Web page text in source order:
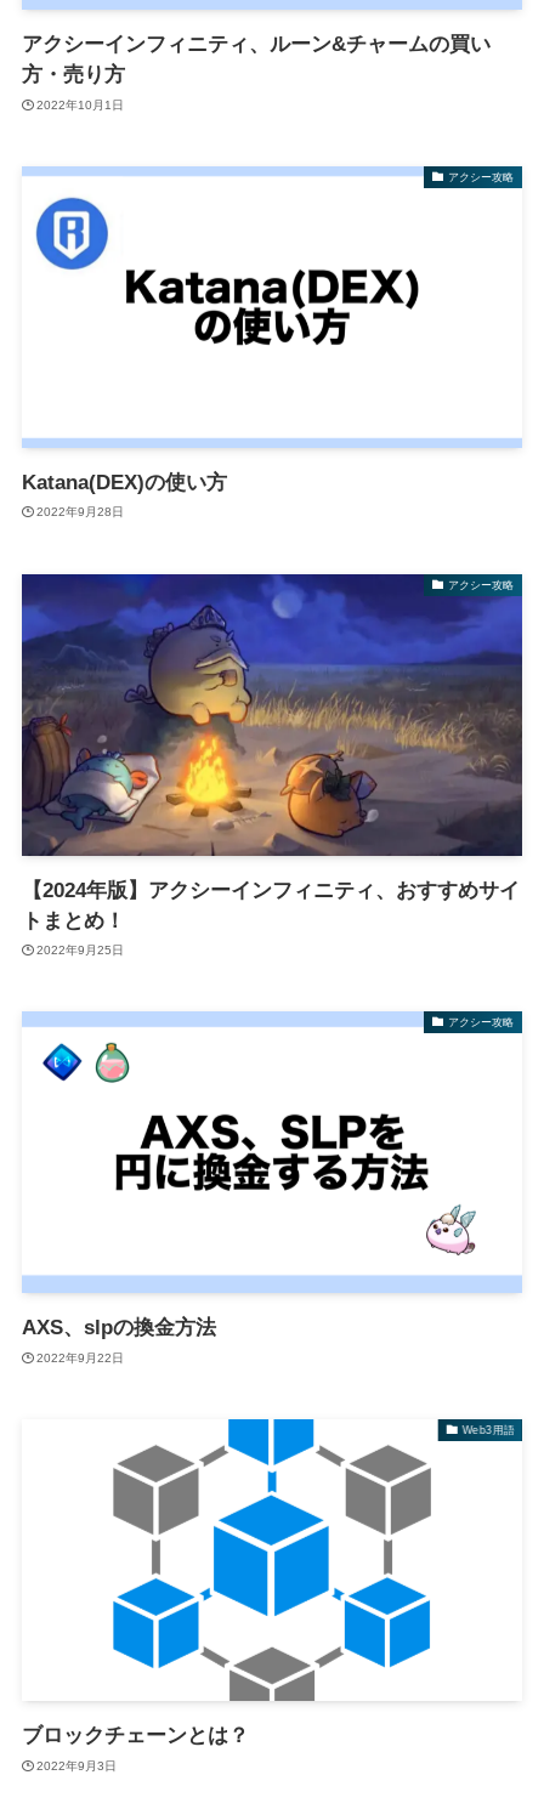
アクシーインフィニティ、ルーン&チャームの買い
方・売り方
2022年10月1日
アクシー攻略
Katana(DEX)の使い方
2022年9月28日
アクシー攻略
【2024年版】アクシーインフィニティ、おすすめサイ
トまとめ！
2022年9月25日
アクシー攻略
AXS、slpの換金方法
2022年9月22日
Web3用語
ブロックチェーンとは？
2022年9月3日